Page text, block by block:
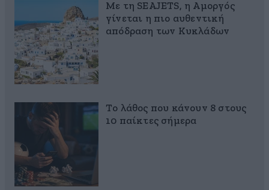
Με τη SEAJETS, η Αμοργός
γίνεται η πιο αυθεντική
απόδραση των Κυκλάδων
Το λάθος που κάνουν 8 στους
10 παίκτες σήμερα